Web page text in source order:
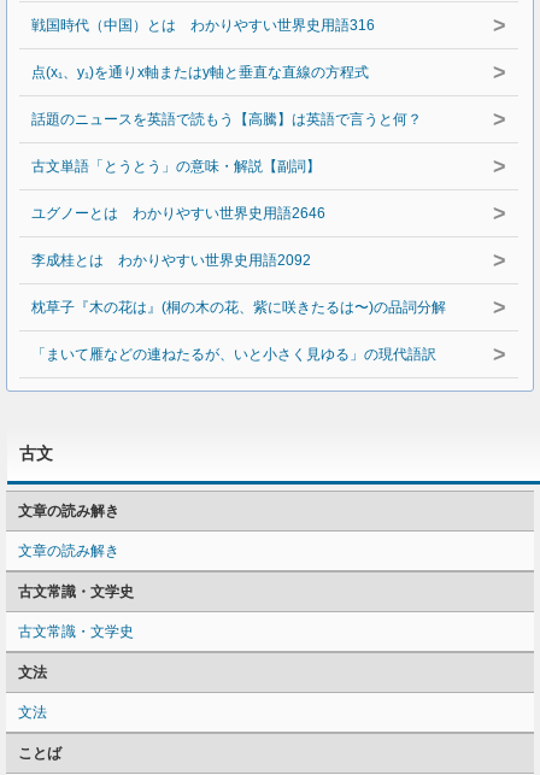
戦国時代（中国）とは わかりやすい世界史用語316 >
点(x₁、y₁)を通りx軸またはy軸と垂直な直線の方程式 >
話題のニュースを英語で読もう【高騰】は英語で言うと何？ >
古文単語「とうとう」の意味・解説【副詞】 >
ユグノーとは わかりやすい世界史用語2646 >
李成桂とは わかりやすい世界史用語2092 >
枕草子『木の花は』(桐の木の花、紫に咲きたるは〜)の品詞分解 >
「まいて雁などの連ねたるが、いと小さく見ゆる」の現代語訳 >
古文
文章の読み解き
文章の読み解き
古文常識・文学史
古文常識・文学史
文法
文法
ことば